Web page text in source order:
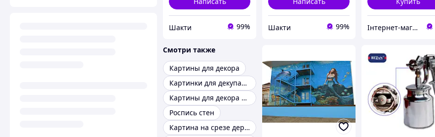
Шакти 99% Шакти 99% Інтернет-магазин KievMarket
Смотри также
Картины для декора
Картинки для декупажа
Картины для декора интерьера
Роспись стен
Картина на срезе дерева